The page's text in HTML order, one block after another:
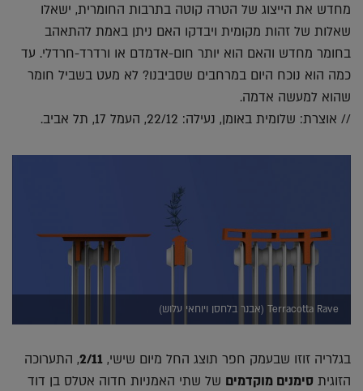
מחדש את הייצוג של הטרה קוטה בתרבות החומרית, ישאלו
שאלות של זהות מקומית ויבדקו האם ניתן באמת להתאהב
בחומר מחדש והאם הוא יותר חום-אדמדם או ורדרד-חרדלי. עד
כמה הוא נוכח היום במרחבים שסביבנו? לא מעט בשביל חומר
שהוא למעשה אדמה.
// אוצרת: שלומית באומן, נעילה: 22/12, העמל 17, תל אביב.
Terracotta Rave (אבנר בלחסן ויוחאי עלוש)
בגלריה זוזו שבעמק חפר תוצג החל מיום שישי, 2/11, התערוכה
הזוגית סימנים מוקדמים של שתי האמניות חדוה אטלס בן דוד